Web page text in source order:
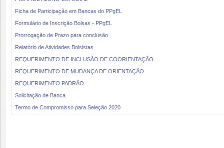
Ficha de Participação em Bancas do PPgEL
Formulário de Inscrição Bolsas - PPgEL
Prorrogação de Prazo para conclusão
Relatório de Atividades Bolsistas
REQUERIMENTO DE INCLUSÃO DE COORIENTAÇÃO
REQUERIMENTO DE MUDANÇA DE ORIENTAÇÃO
REQUERIMENTO PADRÃO
Solicitação de Banca
Termo de Compromisso para Seleção 2020